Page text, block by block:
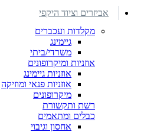
אביזרים וציוד היקפי
מקלדות ועכברים
גיימינג
משרדי/ביתי
אוזניות ומיקרופונים
אוזניות גיימינג
אוזניות פנאי ומוזיקה
מיקרופונים
רשת ותקשורת
כבלים ומתאמים
אחסון וגיבוי